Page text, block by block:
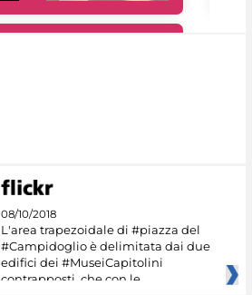
08/10/2018
L'area trapezoidale di #piazza del
#Campidoglio è delimitata dai due
edifici dei #MuseiCapitolini
contrapposti, che con le